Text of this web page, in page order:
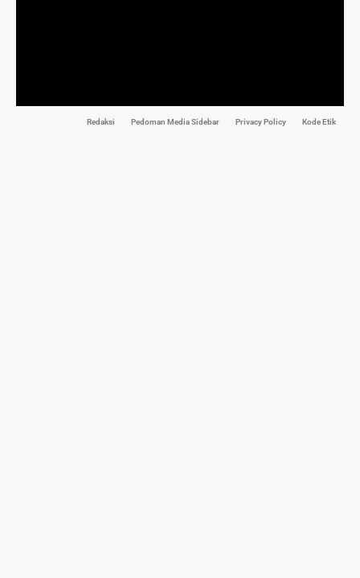
Redaksi Pedoman Media Sidebar Privacy Policy Kode Etik